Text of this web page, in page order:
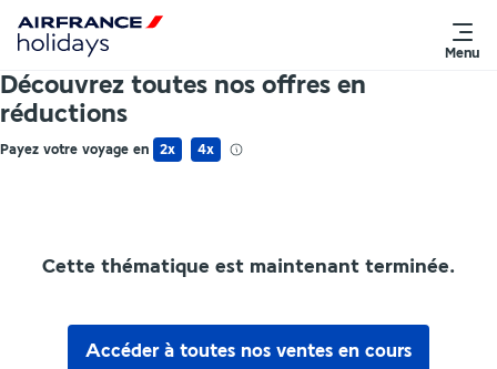
Menu
Découvrez toutes nos offres en
réductions
Payez votre voyage en 2x 4x
Cette thématique est maintenant terminée.
Accéder à toutes nos ventes en cours